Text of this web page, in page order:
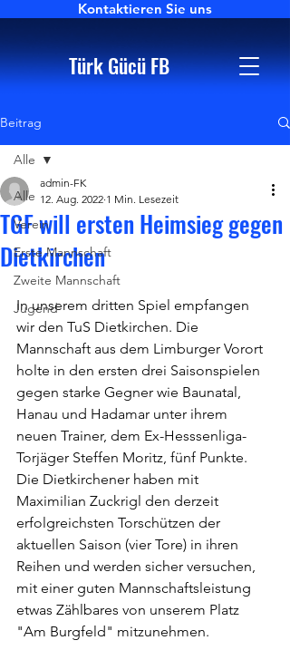
Türk Gücü FB
Kontaktieren Sie uns
Beitrag
Alle
Verein
Erste Mannschaft
Zweite Mannschaft
Jugend
Alle
TGF will ersten Heimsieg gegen
Dietkirchen
admin-FK
12. Aug. 2022 1 Min. Lesezeit
In unserem dritten Spiel empfangen
wir den TuS Dietkirchen. Die
Mannschaft aus dem Limburger Vorort
holte in den ersten drei Saisonspielen
gegen starke Gegner wie Baunatal,
Hanau und Hadamar unter ihrem
neuen Trainer, dem Ex-Hesssenliga-
Torjäger Steffen Moritz, fünf Punkte.
Die Dietkirchener haben mit
Maximilian Zuckrigl den derzeit
erfolgreichsten Torschützen der
aktuellen Saison (vier Tore) in ihren
Reihen und werden sicher versuchen,
mit einer guten Mannschaftsleistung
etwas Zählbares von unserem Platz
"Am Burgfeld" mitzunehmen.